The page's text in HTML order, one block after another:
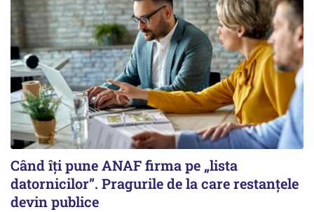
Când îți pune ANAF firma pe „lista
datornicilor”. Pragurile de la care restanțele
devin publice